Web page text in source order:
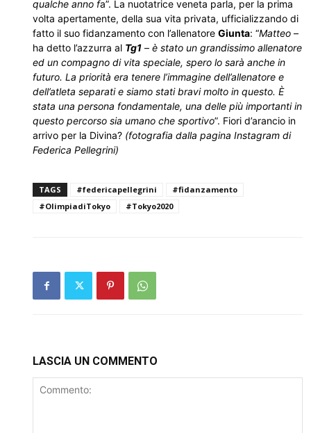
qualche anno fa”. La nuotatrice veneta parla, per la prima
volta apertamente, della sua vita privata, ufficializzando di
fatto il suo fidanzamento con l’allenatore Giunta: “Matteo –
ha detto l’azzurra al Tg1 – è stato un grandissimo allenatore
ed un compagno di vita speciale, spero lo sarà anche in
futuro. La priorità era tenere l’immagine dell’allenatore e
dell’atleta separati e siamo stati bravi molto in questo. È
stata una persona fondamentale, una delle più importanti in
questo percorso sia umano che sportivo”. Fiori d’arancio in
arrivo per la Divina? (fotografia dalla pagina Instagram di
Federica Pellegrini)
TAGS #federicapellegrini
#fidanzamento
#OlimpiadiTokyo
#Tokyo2020
LASCIA UN COMMENTO